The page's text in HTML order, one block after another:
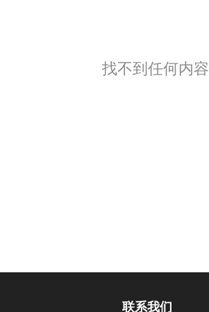
找不到任何内容
联系我们